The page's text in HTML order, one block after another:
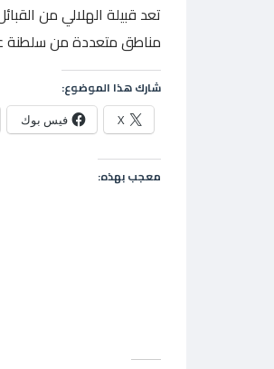
تعد قبيلة الهلالي من
مناطق متعددة من سلطنة
شارك هذا الموضوع:
X فيس بوك
معجب بهذه: